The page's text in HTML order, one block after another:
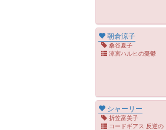
朝倉涼子
桑谷夏子
涼宮ハルヒの憂鬱
シャーリー
折笠富美子
コードギアス 反逆の